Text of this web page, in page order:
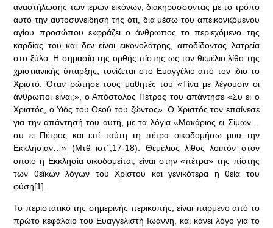
αναστήλωσης των ιερών εικόνων, διακηρύσσοντας με το τρόπο
αυτό την αυτοσυνείδησή της ότι, δια μέσω του απεικονιζόμενου
αγίου προσώπου εκφράζει ο άνθρωπος το περιεχόμενο της
καρδίας του και δεν είναι εικονολάτρης, αποδίδοντας λατρεία
στο ξύλο. Η σημασία της ορθής πίστης ως τον θεμέλιο λίθο της
χριστιανικής ύπαρξης, τονίζεται στο Ευαγγέλιο από τον ίδιο το
Χριστό. Όταν ρώτησε τους μαθητές του «Τίνα με λέγουσιν οι
άνθρωποι είναι;», ο Απόστολος Πέτρος του απάντησε «Συ ει ο
Χριστός, ο Υιός του Θεού του ζώντος». Ο Χριστός τον επαίνεσε
για την απάντησή του αυτή, με τα λόγια «Μακάριος ει Σίμων…
συ ει Πέτρος και επί ταύτη τη πέτρα οικοδομήσω μου την
Εκκλησίαν…» (Μτθ ιστ΄,17-18). Θεμέλιος λίθος λοιπόν στον
οποίο η Εκκλησία οικοδομείται, είναι στην «πέτρα» της πίστης
των θεϊκών λόγων του Χριστού και γενικότερα η θεία του
φύση[1].
Το περιστατικό της σημερινής περικοπής, είναι παρμένο από το
πρώτο κεφάλαιο του Ευαγγελιστή Ιωάννη, και κάνει λόγο για το